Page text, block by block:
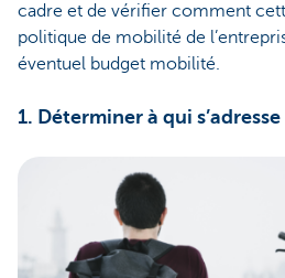
cadre et de vérifier comment
politique de mobilité de
éventuel budget mobilité.
1. Déterminer à qui s’adresse